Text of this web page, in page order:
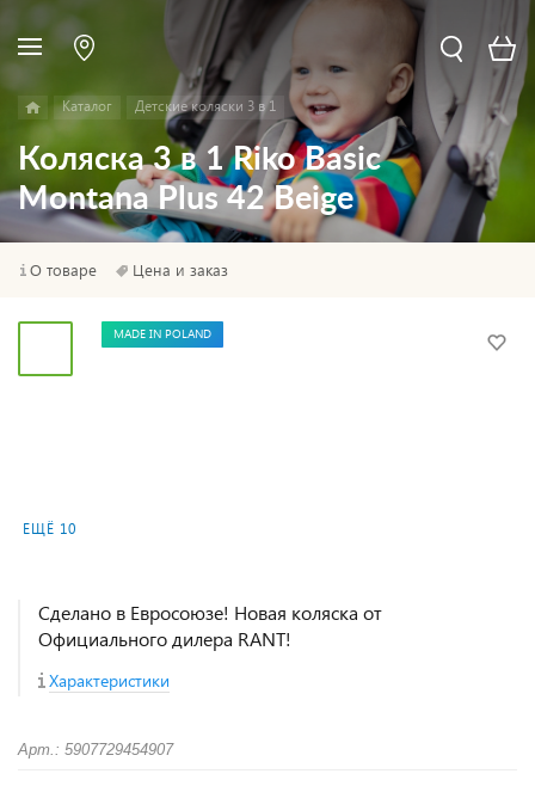
Каталог Детские коляски 3 в 1
Коляска 3 в 1 Riko Basic
Montana Plus 42 Beige
О товаре Цена и заказ
ЕЩЁ 10
MADE IN POLAND
Сделано в Евросоюзе! Новая коляска от
Официального дилера RANT!
Характеристики
Арт.: 5907729454907